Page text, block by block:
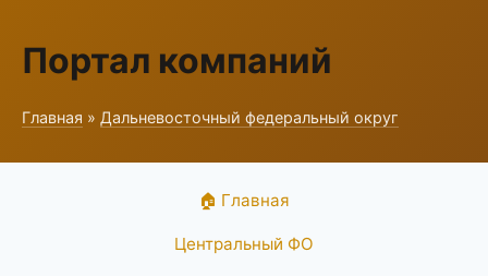
Портал компаний
Главная » Дальневосточный федеральный округ
🏠 Главная
Центральный ФО